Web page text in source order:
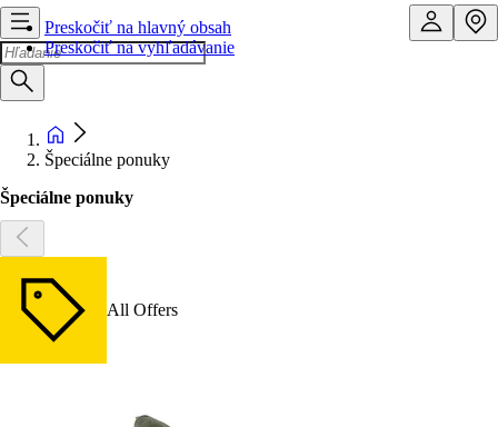
Preskočiť na hlavný obsah
Preskočiť na vyhľadávanie
Špeciálne ponuky
Špeciálne ponuky
All Offers